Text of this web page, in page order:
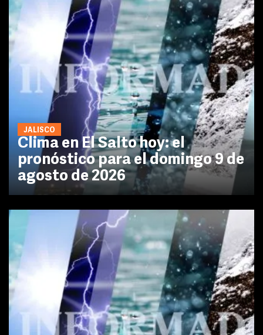
JALISCO
Clima en El Salto hoy: el
pronóstico para el domingo 9 de
agosto de 2026